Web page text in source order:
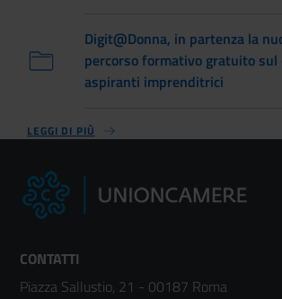
Digit@Donna, in partenza la
percorso formativo gratuito
aspiranti imprenditrici
LEGGI DI PIÙ
CONTATTI
Piazza Sallustio, 21 - 00187 Roma